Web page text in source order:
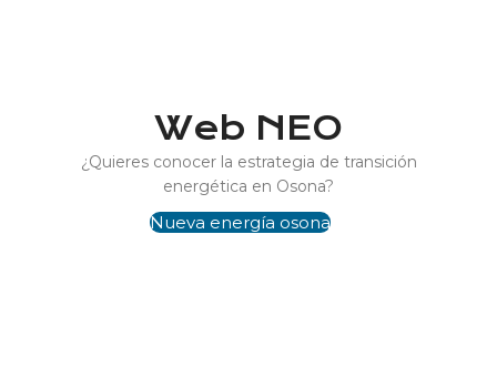
Web NEO
¿Quieres conocer la estrategia de transición
energética en Osona?
Nueva energía osona